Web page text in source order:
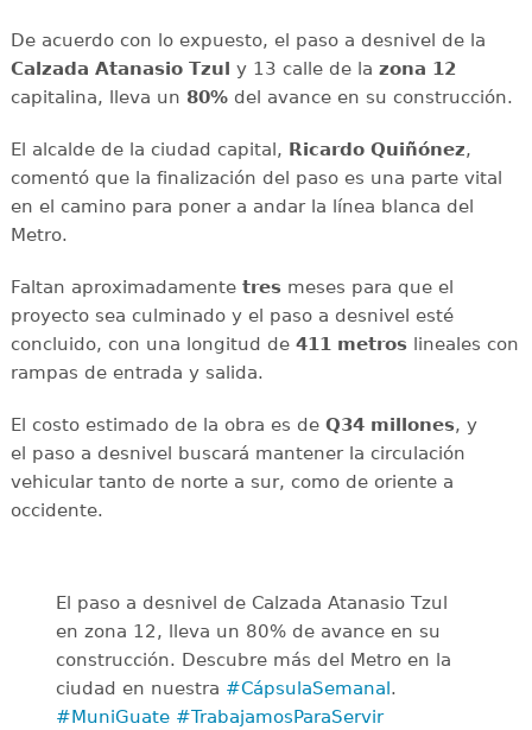
De acuerdo con lo expuesto, el paso a desnivel de la
Calzada Atanasio Tzul y 13 calle de la zona 12
capitalina, lleva un 80%del avance en su construcción.
El alcalde de la ciudad capital, Ricardo Quiñónez,
comentó que la finalización del paso es una parte vital
en el camino para poner a andar la línea blanca del
Metro.
Faltan aproximadamente tresmeses para que el
proyecto sea culminado y el paso a desnivel esté
concluido, con una longitud de 411 metroslineales con
rampas de entrada y salida.
El costo estimado de la obra es de Q34 millones, y
el paso a desnivel buscará mantener la circulación
vehicular tanto de norte a sur, como de oriente a
occidente.
El paso a desnivel de Calzada Atanasio Tzul
en zona 12, lleva un 80% de avance en su
construcción. Descubre más del Metro en la
ciudad en nuestra #CápsulaSemanal.
#MuniGuate #TrabajamosParaServir